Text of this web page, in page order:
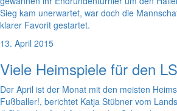
Sieg kam unerwartet, war doch die
klarer Favorit gestartet.
13. April 2015
Viele Heimspiele für den
Der April ist der Monat mit den meisten
Fußballer!, berichtet Katja Stübner vom